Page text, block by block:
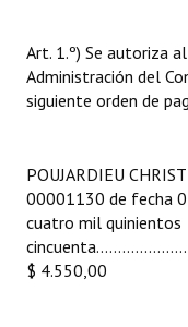
Premio al Mérito -
Audiencias Públicas -
Periodistas Decanos
Ciudadano Ilustre -
Banca del Vecino -
Art. 1.º) Se autoriza
Administración del
siguiente orden de
POUJARDIEU
00001130 de fecha
cuatro mil quinientos
$ 4.550,00